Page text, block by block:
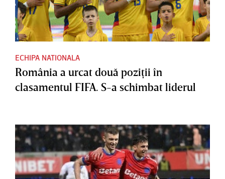
ECHIPA NATIONALA
România a urcat două poziţii în
clasamentul FIFA. S-a schimbat liderul